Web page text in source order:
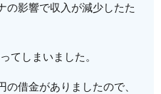
の影響で収入が減少したた
てしまいました。
借金がありましたので、